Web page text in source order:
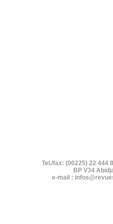
Tel./fax: (00225) 22 444
BP V34
e-mail :